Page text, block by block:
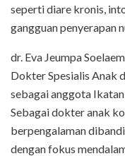
seperti diare kronis,
gangguan penyerapan
dr. Eva Jeumpa
Dokter Spesialis Anak
sebagai anggota
Sebagai dokter anak
berpengalaman
dengan fokus